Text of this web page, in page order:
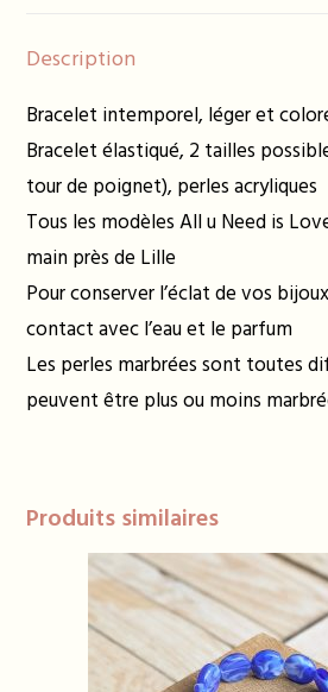
Description
Bracelet intemporel, léger et
Bracelet élastiqué, 2 tailles
tour de poignet), perles acryliques
Tous les modèles All u Need is
main près de Lille
Pour conserver l’éclat de vos
contact avec l’eau et le parfum
Les perles marbrées sont toutes
peuvent être plus ou moins
Produits similaires